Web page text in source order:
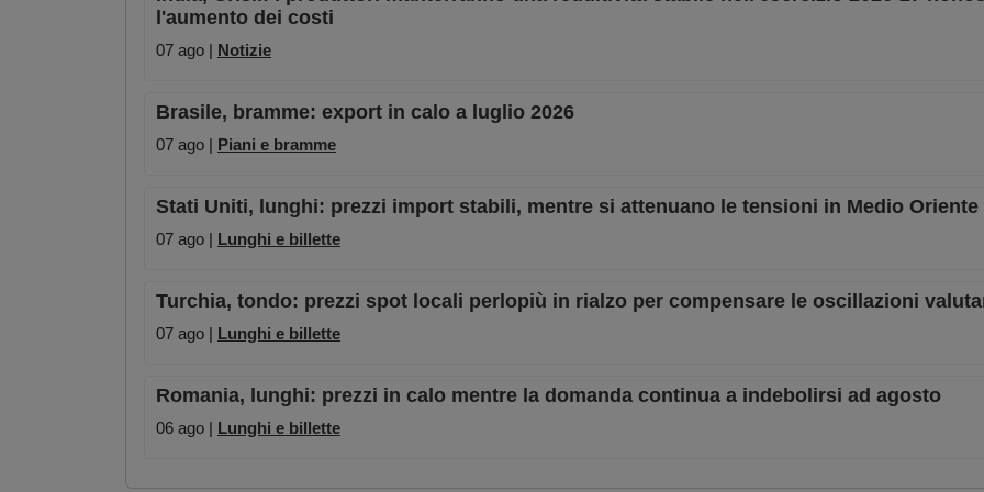
l'aumento dei costi
07 ago | Notizie
Brasile, bramme: export in calo a luglio 2026
07 ago | Piani e bramme
Stati Uniti, lunghi: prezzi import stabili, mentre si attenuano le tensioni in Medio Oriente
07 ago | Lunghi e billette
Turchia, tondo: prezzi spot locali perlopiù in rialzo per compensare le oscillazioni
07 ago | Lunghi e billette
Romania, lunghi: prezzi in calo mentre la domanda continua a indebolirsi ad agosto
06 ago | Lunghi e billette